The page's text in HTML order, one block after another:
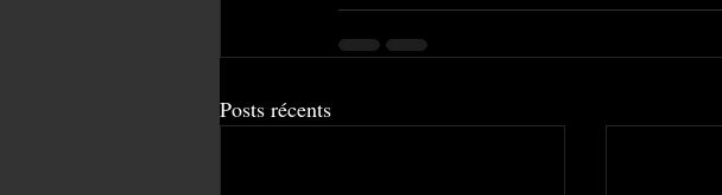
Posts récents